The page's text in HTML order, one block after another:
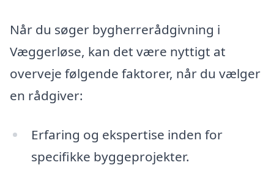
Når du søger bygherrerådgivning i
Væggerløse, kan det være nyttigt at
overveje følgende faktorer, når du vælger
en rådgiver:
Erfaring og ekspertise inden for
specifikke byggeprojekter.